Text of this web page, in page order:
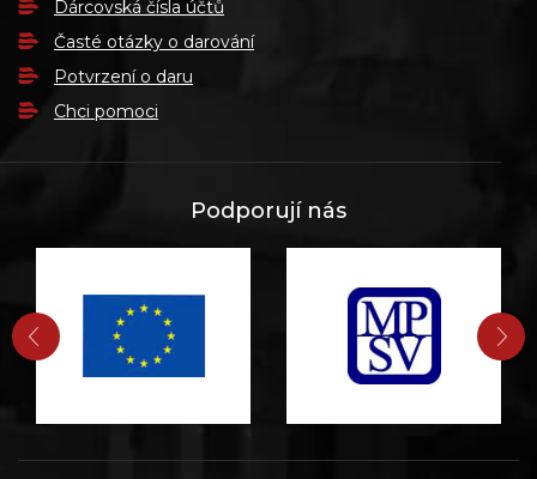
Dárcovská čísla účtů
Časté otázky o darování
Potvrzení o daru
Chci pomoci
Podporují nás
PŘEDCHOZÍ